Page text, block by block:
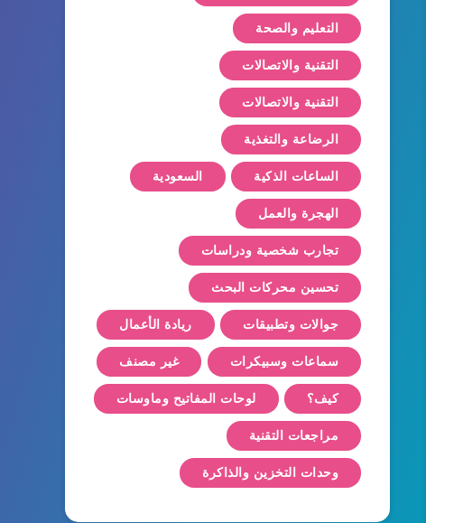
التعليم والصحة
التقنية والاتصالات
التقنية والاتصالات
الرضاعة والتغذية
الساعات الذكية السعودية
الهجرة والعمل
تجارب شخصية ودراسات
تحسين محركات البحث
جوالات وتطبيقات ريادة الأعمال
سماعات وسبيكرات غير مصنف
كيف؟ لوحات المفاتيح وماوسات
مراجعات التقنية
وحدات التخزين والذاكرة